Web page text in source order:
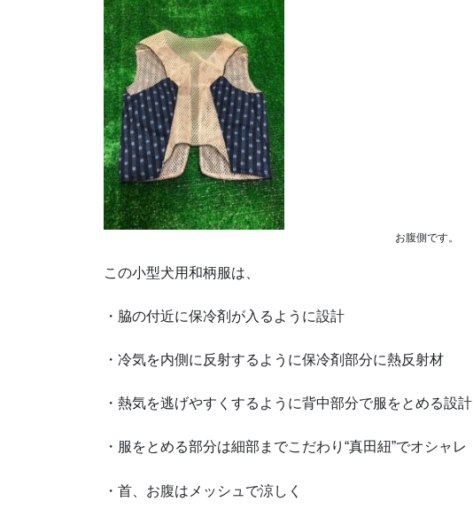
お腹側です。
この小型犬用和柄服は、
・脇の付近に保冷剤が入るように設計
・冷気を内側に反射するように保冷剤部分に熱反射材
・熱気を逃げやすくするように背中部分で服をとめる設計
・服をとめる部分は細部までこだわり“真田紐”でオシャレ
・首、お腹はメッシュで涼しく